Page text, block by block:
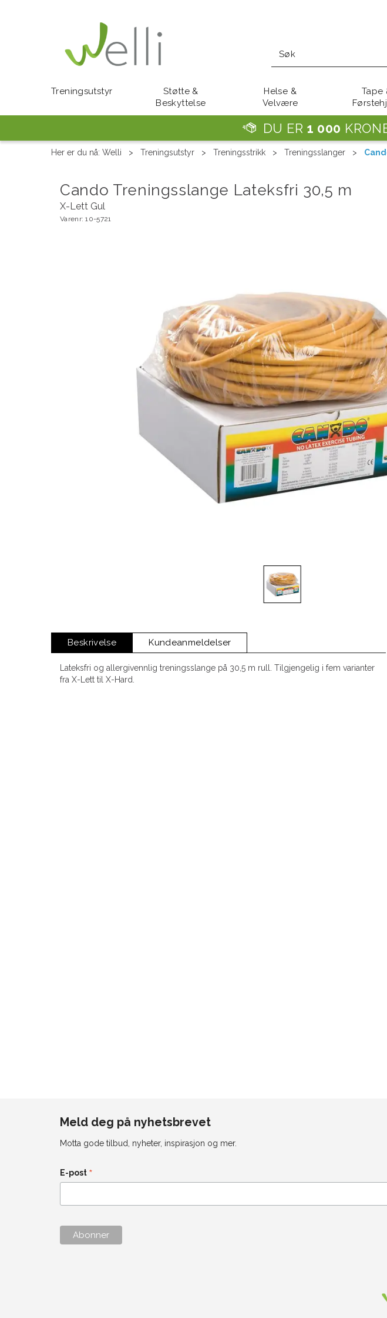
Treningsutstyr
Støtte &
Beskyttelse
Helse &
Velvære
Tape
DU ER1 000
Her er du nå: Welli > Treningsutstyr > Treningsstrikk > Treningsslanger >
Cando Treningsslange Lateksfri 30,5 m
X-Lett Gul
Varenr:10-5721
Beskrivelse Kundeanmeldelser
Lateksfri og allergivennlig treningsslange på 30,5 m rull. Tilgjengelig i fem varianter
fra X-Lett til X-Hard.
Meld deg på nyhetsbrevet
Motta gode tilbud, nyheter, inspirasjon og mer.
E-post *